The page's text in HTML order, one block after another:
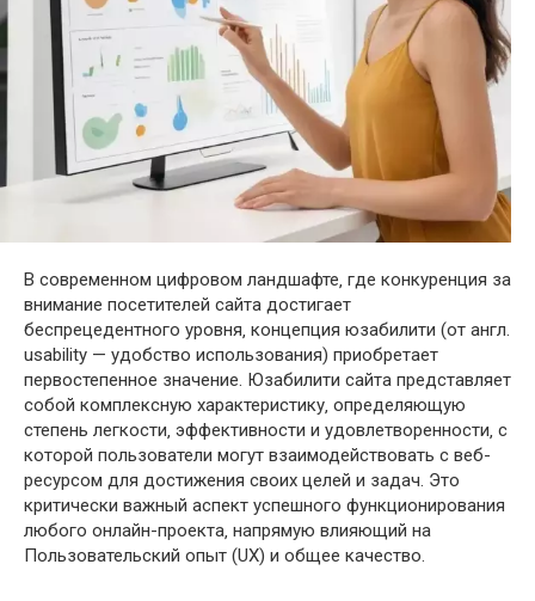
В современном цифровом ландшафте‚ где конкуренция за
внимание посетителей сайта достигает
беспрецедентного уровня‚ концепция юзабилити (от англ.
usability — удобство использования) приобретает
первостепенное значение. Юзабилити сайта представляет
собой комплексную характеристику‚ определяющую
степень легкости‚ эффективности и удовлетворенности‚ с
которой пользователи могут взаимодействовать с веб-
ресурсом для достижения своих целей и задач. Это
критически важный аспект успешного функционирования
любого онлайн-проекта‚ напрямую влияющий на
Пользовательский опыт (UX) и общее качество.